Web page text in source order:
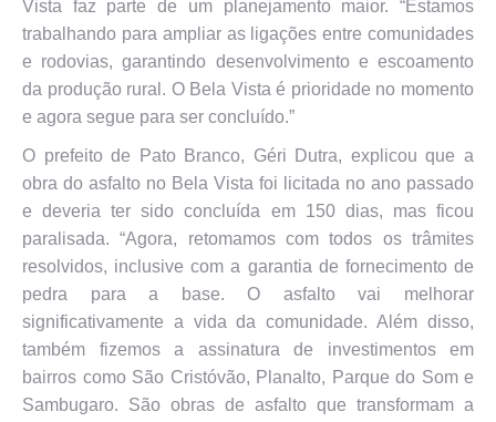
Vista faz parte de um planejamento maior. “Estamos
trabalhando para ampliar as ligações entre comunidades
e rodovias, garantindo desenvolvimento e escoamento
da produção rural. O Bela Vista é prioridade no momento
e agora segue para ser concluído.”
O prefeito de Pato Branco, Géri Dutra, explicou que a
obra do asfalto no Bela Vista foi licitada no ano passado
e deveria ter sido concluída em 150 dias, mas ficou
paralisada. “Agora, retomamos com todos os trâmites
resolvidos, inclusive com a garantia de fornecimento de
pedra para a base. O asfalto vai melhorar
significativamente a vida da comunidade. Além disso,
também fizemos a assinatura de investimentos em
bairros como São Cristóvão, Planalto, Parque do Som e
Sambugaro. São obras de asfalto que transformam a